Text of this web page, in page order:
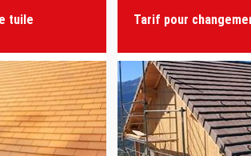
tuile Tarif pour